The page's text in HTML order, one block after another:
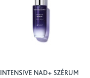
INTENSIVE NAD+ SZÉRUM